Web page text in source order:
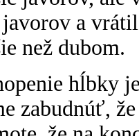
javorov a
než dubom.
hĺbky
zabudnúť,